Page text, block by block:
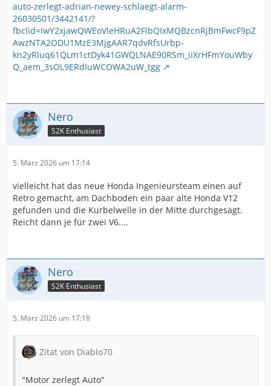
auto-zerlegt-adrian-newey-schlaegt-alarm-
26030501/3442141/?
fbclid=IwY2xjawQWEoVleHRuA2FlbQIxMQBzcnRjBmFwcF9pZ
AwzNTA2ODU1MzE3MjgAAR7qdvRfsUrbp-
kn2yRluq61QLm1ctDyk41GWQLNAE90RSm_iiXrHFmYouWby
Q_aem_3sOL9ERdIuWCOWA2uW_tgg
Nero
S2K Enthusiast
5. März 2026 um 17:14
vielleicht hat das neue Honda Ingenieursteam einen auf
Retro gemacht, am Dachboden ein paar alte Honda V12
gefunden und die Kurbelwelle in der Mitte durchgesägt.
Reicht dann je für zwei V6....
Nero
S2K Enthusiast
5. März 2026 um 17:18
Zitat von Diablo70
"Motor zerlegt Auto"